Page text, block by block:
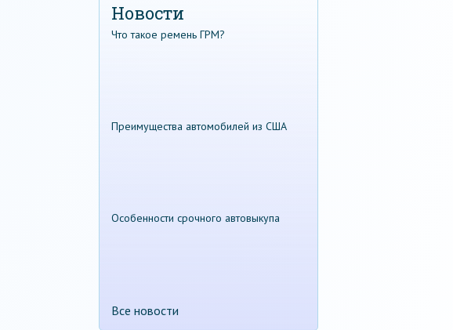
Новости
Что такое ремень ГРМ?
Преимущества автомобилей из США
Особенности срочного автовыкупа
Все новости